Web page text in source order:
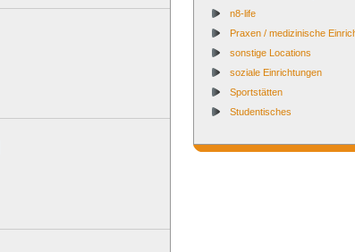
n8-life
Praxen / medizinische
sonstige Locations
soziale Einrichtungen
Sportstätten
Studentisches